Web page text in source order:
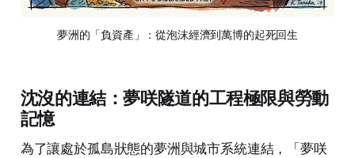
夢洲的「負資產」：從泡沫經濟到萬博的起死回生
沈沒的連結：夢咲隧道的工程極限與勞動
記憶
為了讓處於孤島狀態的夢洲與城市系統連結，「夢咲